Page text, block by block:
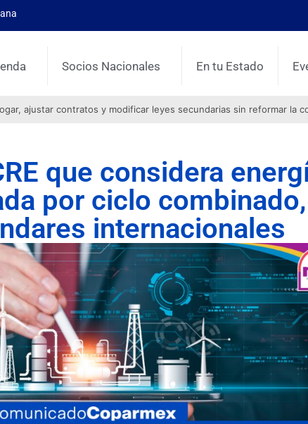
Socios Nacionales En tu Estado
ajustar contratos y modificar leyes secundarias sin reformar la
que considera
por ciclo combinado,
internacionales